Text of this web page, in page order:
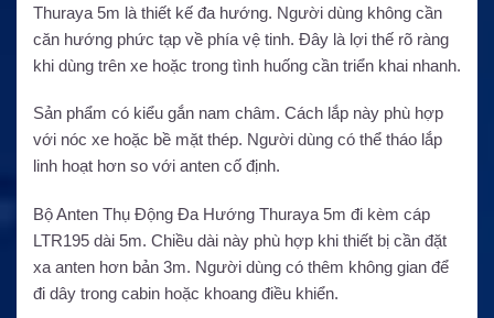
Thuraya 5m là thiết kế đa hướng. Người dùng không cần
căn hướng phức tạp về phía vệ tinh. Đây là lợi thế rõ ràng
khi dùng trên xe hoặc trong tình huống cần triển khai nhanh.
Sản phẩm có kiểu gắn nam châm. Cách lắp này phù hợp
với nóc xe hoặc bề mặt thép. Người dùng có thể tháo lắp
linh hoạt hơn so với anten cố định.
Bộ Anten Thụ Động Đa Hướng Thuraya 5m đi kèm cáp
LTR195 dài 5m. Chiều dài này phù hợp khi thiết bị cần đặt
xa anten hơn bản 3m. Người dùng có thêm không gian để
đi dây trong cabin hoặc khoang điều khiển.